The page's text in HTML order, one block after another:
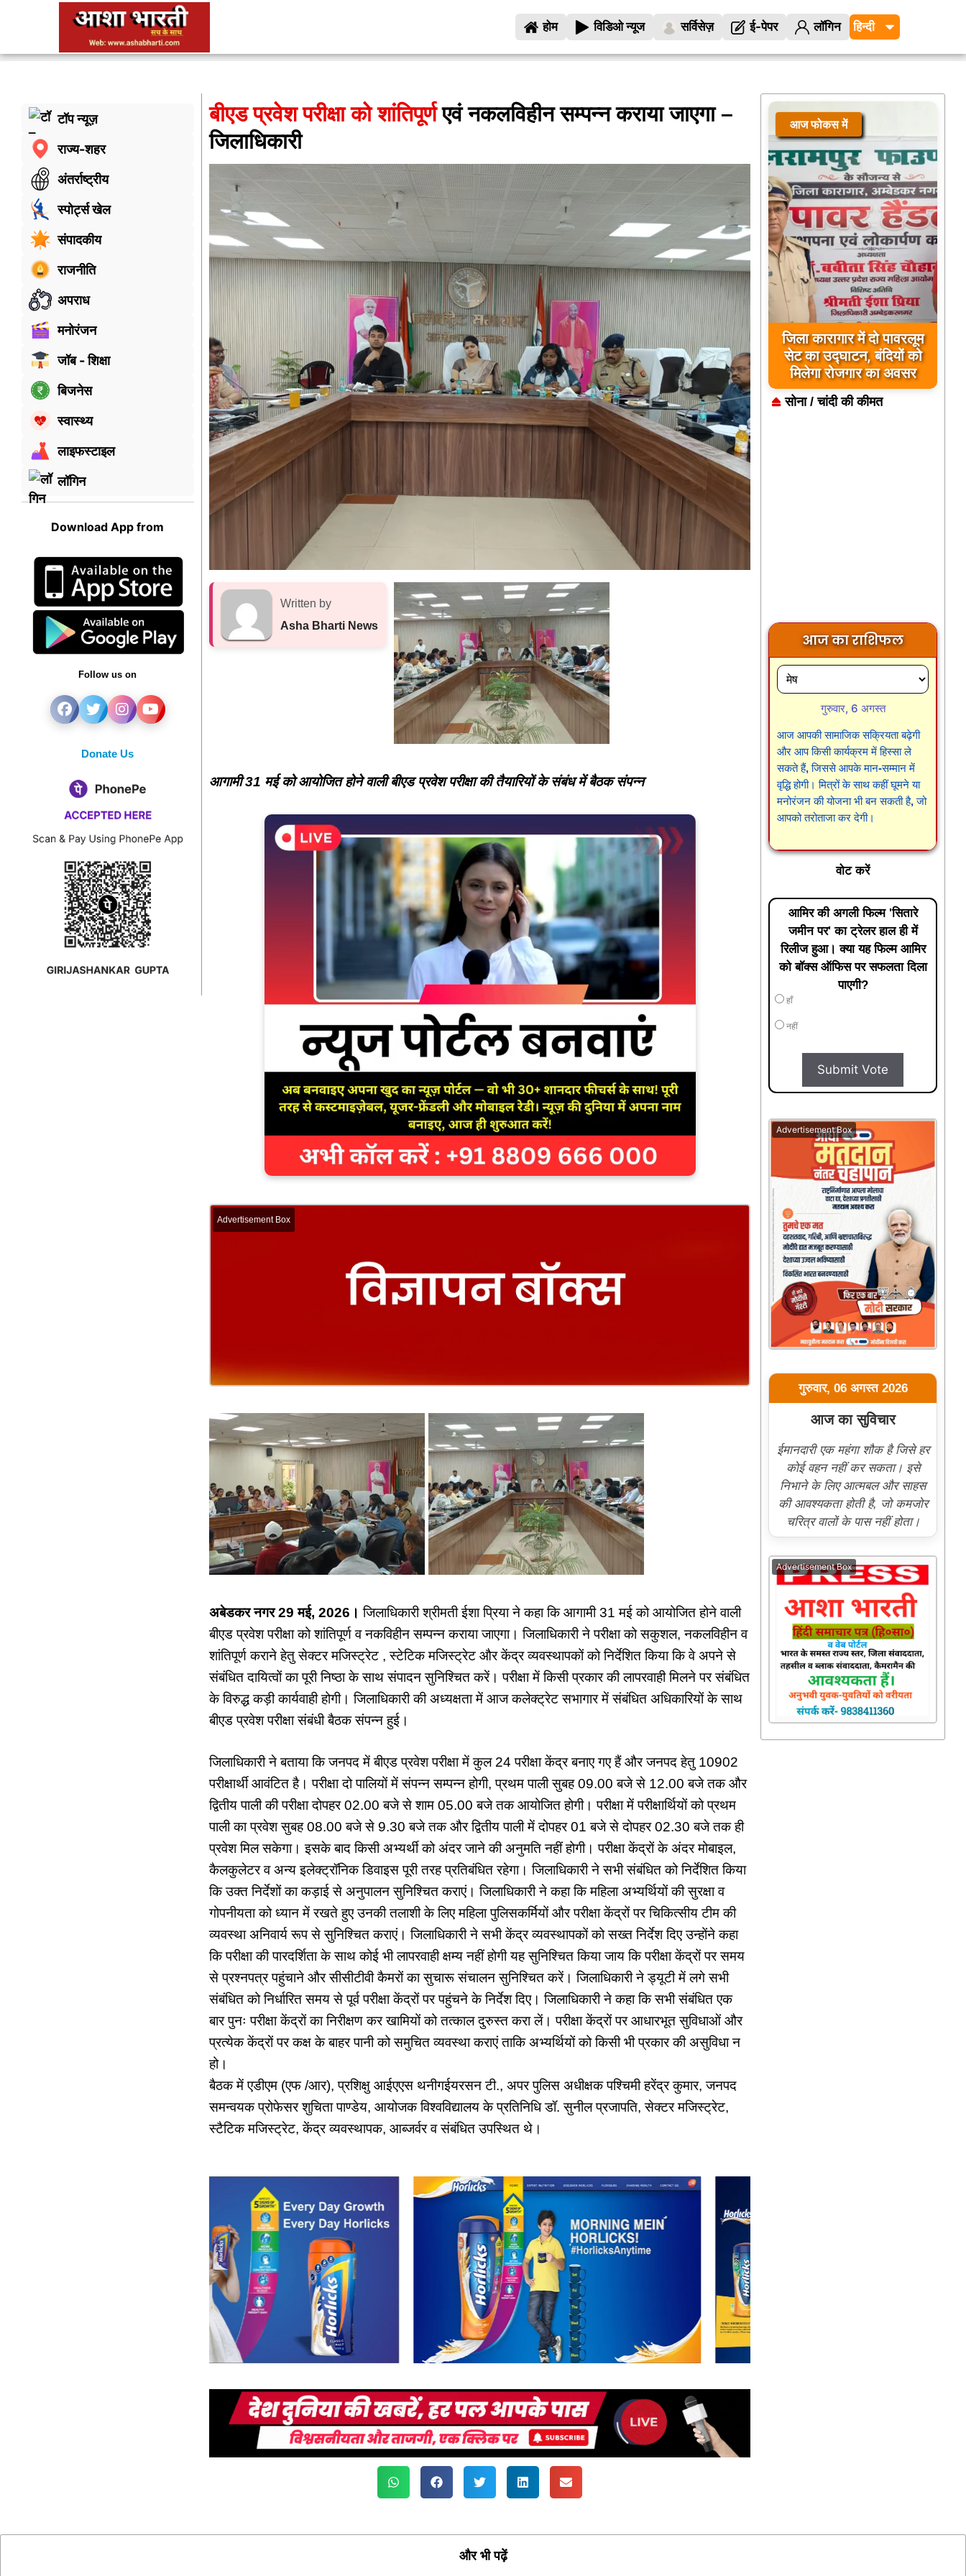
होम विडिओ न्यूज सर्विसेज़ ई-पेपर लॉगिन
टॉप न्यूज़
राज्य-शहर
अंतर्राष्ट्रीय
स्पोर्ट्स खेल
संपादकीय
राजनीति
अपराध
मनोरंजन
जॉब - शिक्षा
बिजनेस
स्वास्थ्य
लाइफस्टाइल
लॉगिन
Download App from
Follow us on
Donate Us
बीएड प्रवेश परीक्षा को शांतिपूर्णएवं नकलविहीन सम्पन्न कराया जाएगा –
जिलाधिकारी
Written by
Asha Bharti News
आगामी 31 मई को आयोजित होने वाली बीएड प्रवेश परीक्षा की तैयारियों के संबंध में बैठक संपन्न
Advertisement Box
अबेडकर नगर 29 मई, 2026।जिलाधिकारी श्रीमती ईशा प्रिया ने कहा कि आगामी 31 मई को आयोजित होने वाली
बीएड प्रवेश परीक्षा को शांतिपूर्ण व नकविहीन सम्पन्न कराया जाएगा। जिलाधिकारी ने परीक्षा को सकुशल, नकलविहीन व
शांतिपूर्ण कराने हेतु सेक्टर मजिस्ट्रेट , स्टेटिक मजिस्ट्रेट और केंद्र व्यवस्थापकों को निर्देशित किया कि वे अपने से
संबंधित दायित्वों का पूरी निष्ठा के साथ संपादन सुनिश्चित करें। परीक्षा में किसी प्रकार की लापरवाही मिलने पर संबंधित
के विरुद्ध कड़ी कार्यवाही होगी। जिलाधिकारी की अध्यक्षता में आज कलेक्ट्रेट सभागार में संबंधित अधिकारियों के साथ
बीएड प्रवेश परीक्षा संबंधी बैठक संपन्न हुई।
जिलाधिकारी ने बताया कि जनपद में बीएड प्रवेश परीक्षा में कुल 24 परीक्षा केंद्र बनाए गए हैं और जनपद हेतु 10902
परीक्षार्थी आवंटित है। परीक्षा दो पालियों में संपन्न सम्पन्न होगी, प्रथम पाली सुबह 09.00 बजे से 12.00 बजे तक और
द्वितीय पाली की परीक्षा दोपहर 02.00 बजे से शाम 05.00 बजे तक आयोजित होगी। परीक्षा में परीक्षार्थियों को प्रथम
पाली का प्रवेश सुबह 08.00 बजे से 9.30 बजे तक और द्वितीय पाली में दोपहर 01 बजे से दोपहर 02.30 बजे तक ही
प्रवेश मिल सकेगा। इसके बाद किसी अभ्यर्थी को अंदर जाने की अनुमति नहीं होगी। परीक्षा केंद्रों के अंदर मोबाइल,
कैलकुलेटर व अन्य इलेक्ट्रॉनिक डिवाइस पूरी तरह प्रतिबंधित रहेगा। जिलाधिकारी ने सभी संबंधित को निर्देशित किया
कि उक्त निर्देशों का कड़ाई से अनुपालन सुनिश्चित कराएं। जिलाधिकारी ने कहा कि महिला अभ्यर्थियों की सुरक्षा व
गोपनीयता को ध्यान में रखते हुए उनकी तलाशी के लिए महिला पुलिसकर्मियों और परीक्षा केंद्रों पर चिकित्सीय टीम की
व्यवस्था अनिवार्य रूप से सुनिश्चित कराएं। जिलाधिकारी ने सभी केंद्र व्यवस्थापकों को सख्त निर्देश दिए उन्होंने कहा
कि परीक्षा की पारदर्शिता के साथ कोई भी लापरवाही क्षम्य नहीं होगी यह सुनिश्चित किया जाय कि परीक्षा केंद्रों पर समय
से प्रश्नपत्र पहुंचाने और सीसीटीवी कैमरों का सुचारू संचालन सुनिश्चित करें। जिलाधिकारी ने ड्यूटी में लगे सभी
संबंधित को निर्धारित समय से पूर्व परीक्षा केंद्रों पर पहुंचने के निर्देश दिए। जिलाधिकारी ने कहा कि सभी संबंधित एक
बार पुनः परीक्षा केंद्रों का निरीक्षण कर खामियों को तत्काल दुरुस्त करा लें। परीक्षा केंद्रों पर आधारभूत सुविधाओं और
प्रत्येक केंद्रों पर कक्ष के बाहर पानी को समुचित व्यवस्था कराएं ताकि अभ्यर्थियों को किसी भी प्रकार की असुविधा न
हो।
बैठक में एडीएम (एफ /आर), प्रशिक्षु आईएएस थनीगईयरसन टी., अपर पुलिस अधीक्षक पश्चिमी हरेंद्र कुमार, जनपद
समन्वयक प्रोफेसर शुचिता पाण्डेय, आयोजक विश्वविद्यालय के प्रतिनिधि डॉ. सुनील प्रजापति, सेक्टर मजिस्ट्रेट,
स्टैटिक मजिस्ट्रेट, केंद्र व्यवस्थापक, आब्जर्वर व संबंधित उपस्थित थे।
आज फोकस में
उम्मे हबीबा ने परीक्षा की पास
बनी अधिवक्ता
सोना / चांदी की कीमत
आज का राशिफल
गुरुवार, 6 अगस्त
आज आपकी सामाजिक सक्रियता बढ़ेगी
और आप किसी कार्यक्रम में हिस्सा ले
सकते हैं, जिससे आपके मान-सम्मान में
वृद्धि होगी। मित्रों के साथ कहीं घूमने या
मनोरंजन की योजना भी बन सकती है, जो
आपको तरोताजा कर देगी।
वोट करें
आमिर की अगली फिल्म 'सितारे
जमीन पर' का ट्रेलर हाल ही में
रिलीज हुआ। क्या यह फिल्म आमिर
को बॉक्स ऑफिस पर सफलता दिला
पाएगी?
हाँ
नहीं
Submit Vote
Advertisement Box
गुरुवार, 06 अगस्त 2026
आज का सुविचार
ईमानदारी एक महंगा शौक है जिसे हर
कोई वहन नहीं कर सकता। इसे
निभाने के लिए आत्मबल और साहस
की आवश्यकता होती है, जो कमजोर
चरित्र वालों के पास नहीं होता।
Advertisement Box
और भी पढ़ें